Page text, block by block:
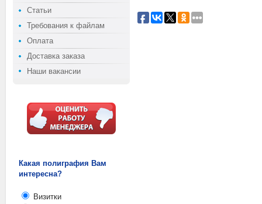
Статьи
Требования к файлам
Оплата
Доставка заказа
Наши вакансии
Какая полиграфия Вам
интересна?
Визитки